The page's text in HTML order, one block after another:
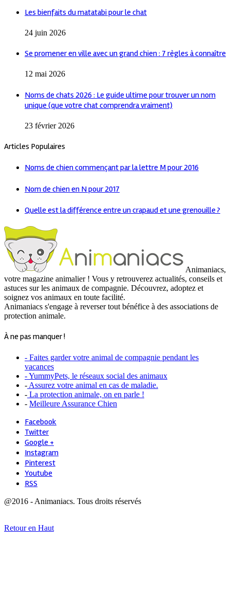
Les bienfaits du matatabi pour le chat
24 juin 2026
Se promener en ville avec un grand chien : 7 règles à connaître
12 mai 2026
Noms de chats 2026 : Le guide ultime pour trouver un nom
unique (que votre chat comprendra vraiment)
23 février 2026
Articles Populaires
Noms de chien commençant par la lettre M pour 2016
Nom de chien en N pour 2017
Quelle est la différence entre un crapaud et une grenouille ?
Animaniacs,
votre magazine animalier ! Vous y retrouverez actualités, conseils et
astuces sur les animaux de compagnie. Découvrez, adoptez et
soignez vos animaux en toute facilité.
Animaniacs s'engage à reverser tout bénéfice à des associations de
protection animale.
À ne pas manquer !
- Faites garder votre animal de compagnie pendant les
vacances
- YummyPets, le réseaux social des animaux
- Assurez votre animal en cas de maladie.
- La protection animale, on en parle !
- Meilleure Assurance Chien
Facebook
Twitter
Google +
Instagram
Pinterest
Youtube
RSS
@2016 - Animaniacs. Tous droits réservés
Retour en Haut